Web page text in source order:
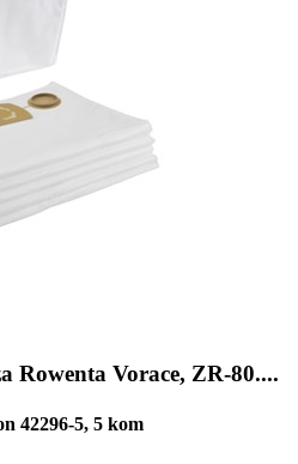
Rowenta Vorace, ZR-80....
42296-5, 5 kom